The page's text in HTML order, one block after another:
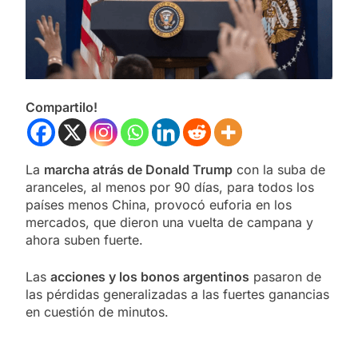
Compartilo!
La marcha atrás de Donald Trump con la suba de
aranceles, al menos por 90 días, para todos los
países menos China, provocó euforia en los
mercados, que dieron una vuelta de campana y
ahora suben fuerte.
Las acciones y los bonos argentinos pasaron de
las pérdidas generalizadas a las fuertes ganancias
en cuestión de minutos.